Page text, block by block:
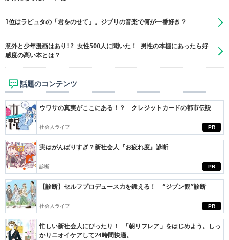
1位はラピュタの「君をのせて」。ジブリの音楽で何が一番好き？
意外と少年漫画はあり!? 女性500人に聞いた！ 男性の本棚にあったら好
感度の高い本とは？
話題のコンテンツ
PR
ウワサの真実がここにある！？ クレジットカードの都市伝説
社会人ライフ
PR
実はがんばりすぎ？新社会人『お疲れ度』診断
診断
PR
【診断】セルフプロデュース力を鍛える！ “ジブン観”診断
社会人ライフ
忙しい新社会人にぴったり！ 「朝リフレア」をはじめよう。しっ
かりニオイケアして24時間快適。